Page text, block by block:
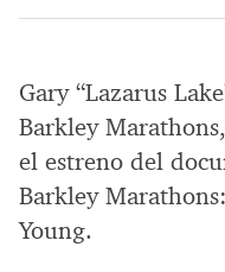
Gary “Lazarus
Barkley
el estreno del
Barkley
Young.